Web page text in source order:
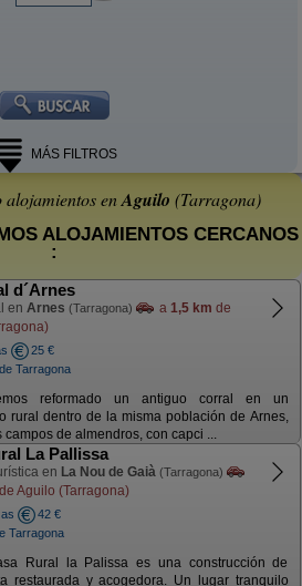
MÁS FILTROS
alojamientos enAguilo (Tarragona)
ALOJAMIENTOS CERCANOS
:
d´Arnes
en Arnes (Tarragona) a 1,5 km de
25 €
Tarragona
reformado un antiguo corral en un
rural dentro de la misma población de Arnes,
campos de almendros, con capci ...
La Pallissa
en La Nou de Gaià (Tarragona)
de Aguilo (Tarragona)
42 €
Tarragona
Rural la Palissa es una construcción de
restaurada y acogedora. Un lugar tranquilo